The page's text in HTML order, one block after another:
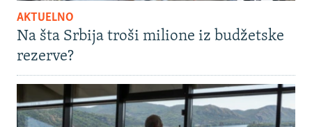
AKTUELNO
Na šta Srbija troši milione iz budžetske
rezerve?